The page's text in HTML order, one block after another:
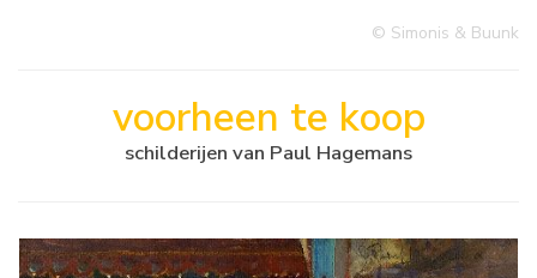
© Simonis & Buunk
voorheen te koop
schilderijen van Paul Hagemans